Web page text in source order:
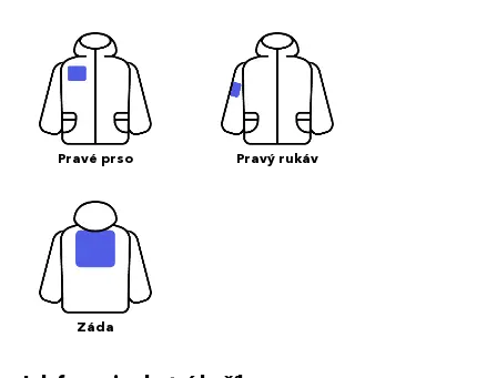
Pravé prso Pravý rukáv
Záda